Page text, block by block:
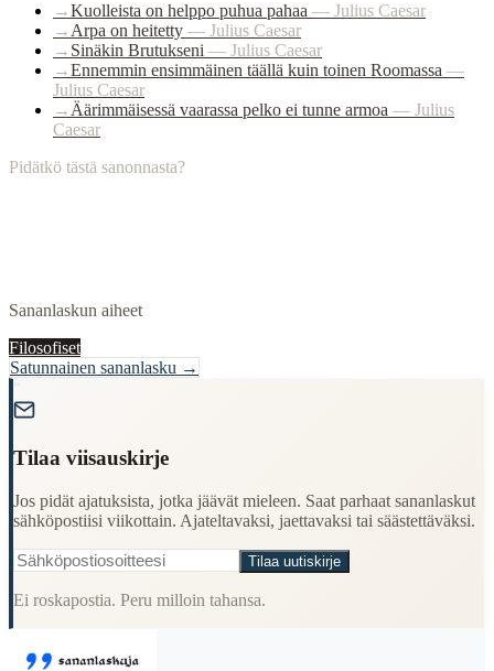
→Kuolleista on helppo puhua pahaa — Julius Caesar
→ Arpa on heitetty — Julius Caesar
→ Sinäkin Brutukseni — Julius Caesar
→Ennemmin ensimmäinen täällä kuin toinen Roomassa —
Julius Caesar
→ Äärimmäisessä vaarassa pelko ei tunne armoa — Julius
Caesar
Pidätkö tästä sanonnasta?
Sananlaskun aiheet
Filosofiset
Satunnainen sananlasku →
Tilaa viisauskirje
Jos pidät ajatuksista, jotka jäävät mieleen. Saat parhaat sananlaskut
sähköpostiisi viikottain. Ajateltavaksi, jaettavaksi tai säästettäväksi.
Tilaa uutiskirje
Ei roskapostia. Peru milloin tahansa.